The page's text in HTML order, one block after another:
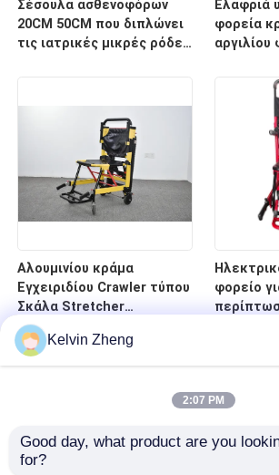
Σέσουλα ασθενοφόρων
20CM 50CM που διπλώνει
τις ιατρικές μικρές ρόδες
Ελαφριά
φορεία
αργιλίου
κρεβάτι
Αλουμινίου κράμα
Εγχειριδίου Crawler τύπου
Σκάλα Stretcher
αναδιπλούμενο ελαφρύ
για το νοσοκομείο
μεταφορά ασθενών
φορείο
Kelvin Zheng
2:07 PM
Good day, what product are you
for?